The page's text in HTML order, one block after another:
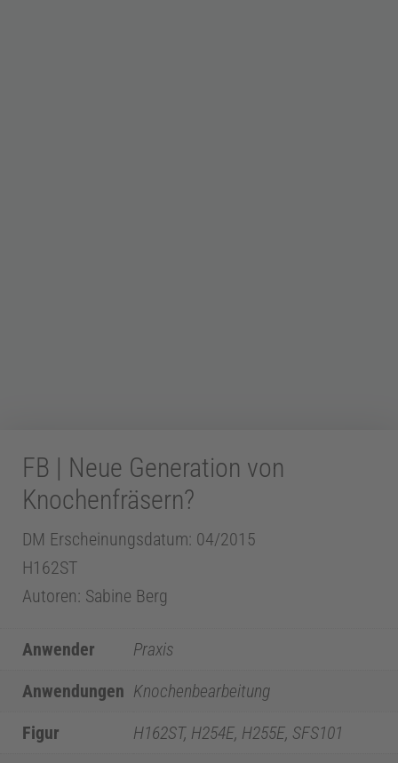
m
e
d
i
z
i
FB | Neue Generation von
Knochenfräsern?
DM Erscheinungsdatum: 04/2015
H162ST
Autoren: Sabine Berg
Anwender
Praxis
Anwendungen Knochenbearbeitung
Figur
H162ST, H254E, H255E, SFS101